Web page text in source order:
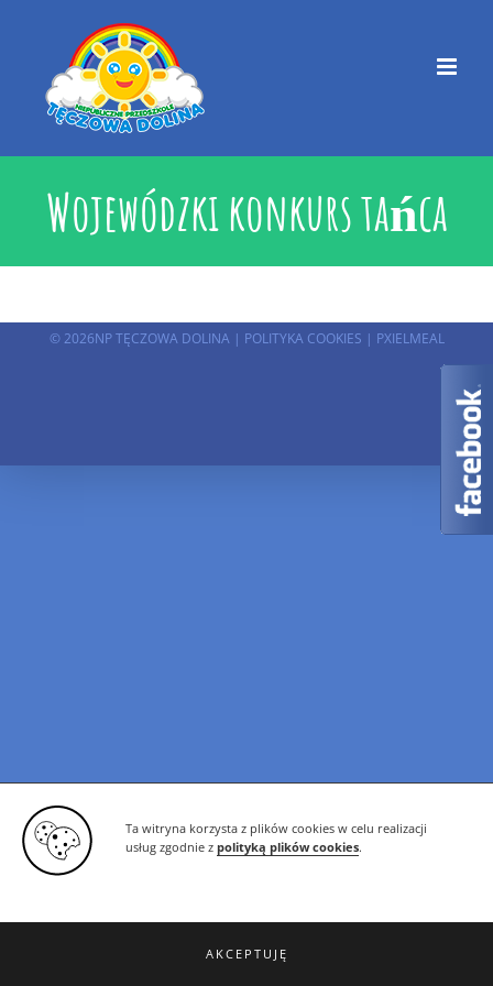
Ta witryna korzysta z plików cookies w celu realizacji
usług zgodnie z polityką plików cookies.
AKCEPTUJĘ
zawartości
Wojewódzki konkurs tańca
©2026NP TĘCZOWA DOLINA | POLITYKA COOKIES | PXIELMEAL